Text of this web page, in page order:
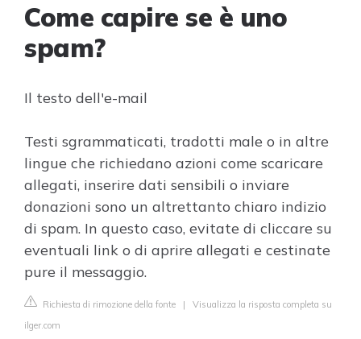
Come capire se è uno
spam?
Il testo dell'e-mail
Testi sgrammaticati, tradotti male o in altre
lingue che richiedano azioni come scaricare
allegati, inserire dati sensibili o inviare
donazioni sono un altrettanto chiaro indizio
di spam. In questo caso, evitate di cliccare su
eventuali link o di aprire allegati e cestinate
pure il messaggio.
Richiesta di rimozione della fonte | Visualizza la risposta completa su
ilger.com